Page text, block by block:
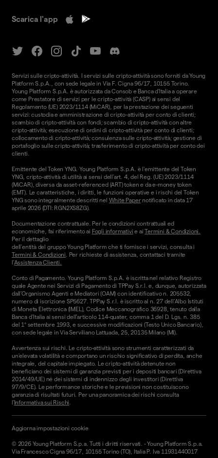
Scarica l'app
Servizi sulle cripto-attività. I servizi sulle cripto-attività sono forniti da Young
Platform S.p.A., con sede legale in Via F. Cigna 96/17, 10155 Torino.
Young Platform S.p.A. è autorizzata da Consob e Banca d'Italia a operare
come Prestatore di servizi per le cripto-attività (CASP) ai sensi del
Regolamento (UE) 2023/1114 (MiCAR), per la prestazione dei seguenti
servizi: custodia e amministrazione di cripto-attività per conto di clienti;
scambio di cripto-attività con fondi; scambio di cripto-attività con altre
cripto-attività; esecuzione di ordini di cripto-attività per conto di clienti;
collocamento di cripto-attività; consulenza sulle cripto-attività; gestione di
portafoglio sulle cripto-attività; trasferimento di cripto-attività per conto dei
clienti.
Emittente del Token YNG. Young Platform S.p.A. è l'emittente del Token
YNG, cripto-attività di utilità ai sensi dell'art. 4, del Reg. (UE) 2023/1114
(MiCAR), diversa da asset-referenced (ART) token e da e-money token
(EMT). Le caratteristiche, i diritti, le funzioni operative e i rischi del Token
YNG sono integralmente descritti nel White Papernotificato in data 17
aprile 2026 (DTI: RGN2XS8ZG).
Documentazione contrattuale. Per le condizioni contrattuali ed
economiche, fai riferimento ai Fogli informativi e aiTermini & Condizioni.
Per il dettaglio
dell'entità del gruppo Young Platform che ti fornisce i servizi, consulta i
Termini & Condizioni. Per richieste di assistenza, contattaci tramite
l'Assistenza Clienti.
Conto di Pagamento. Young Platform S.p.A. è iscritta nel relativo Registro
quale Agente nei Servizi di Pagamento di TPPay S.r.l. e, dunque, autorizzata
dall’Organismo Agenti e Mediatori (OAM) con identificativo n. 205532,
numero di iscrizione SP5627. TPPay S.r.l. è iscritto al n. 27 dell’Albo Istituti
di Moneta Elettronica (IMEL), Codice Meccanografico 36928, tenuto dalla
Banca d’Italia ai sensi dell’articolo 114-quater, comma 1 del D. Lgs. n. 385
del 1° settembre 1993, e successive modificazioni (Testo Unico Bancario),
con sede legale in Via Serviliano Lattuada, 25, 20135 Milano (MI).
Avvertenza sui rischi. Le cripto-attività sono strumenti caratterizzati da
un'elevata volatilità e comportano un rischio significativo di perdita, anche
integrale, del capitale impiegato. Le cripto-attività detenute non
beneficiano dei sistemi di garanzia previsti per i depositi bancari (Direttiva
2014/49/UE) né dei sistemi di indennizzo degli investitori (Direttiva
97/9/CE). Le performance storiche e le previsioni non costituiscono
garanzia di risultati futuri. Per una panoramica dei rischi consulta
l'Informativa sui Rischi.
© 2026 Young Platform S.p.a. Tutti i diritti riservati. -Young Platform S.p.a.
Via Francesco Cigna 96/17, 10155 Torino (TO), Italia P. Iva 11931440017
Aggiorna impostazioni cookie